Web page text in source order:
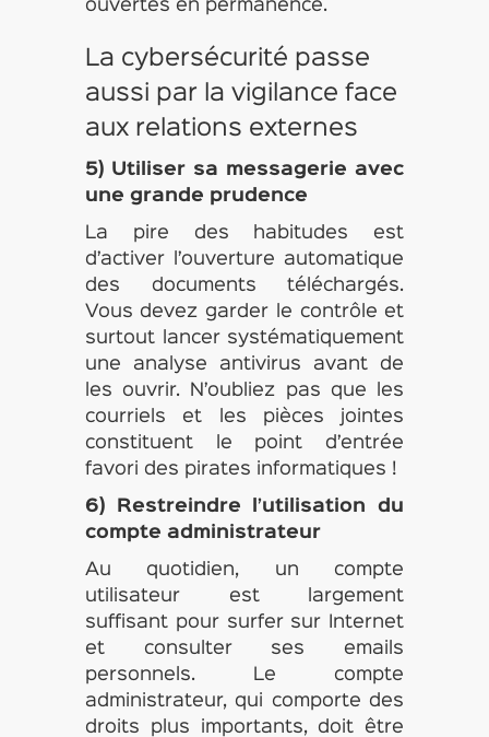
ouvertes en permanence.
La cybersécurité passe
aussi par la vigilance face
aux relations externes
5) Utiliser sa messagerie avec
une grande prudence
La pire des habitudes est
d’activer l’ouverture automatique
des documents téléchargés.
Vous devez garder le contrôle et
surtout lancer systématiquement
une analyse antivirus avant de
les ouvrir. N’oubliez pas que les
courriels et les pièces jointes
constituent le point d’entrée
favori des pirates informatiques !
6) Restreindre l’utilisation du
compte administrateur
Au quotidien, un compte
utilisateur est largement
suffisant pour surfer sur Internet
et consulter ses emails
personnels. Le compte
administrateur, qui comporte des
droits plus importants, doit être